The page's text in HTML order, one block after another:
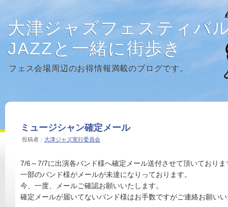
大津ジャズフェスティバ
JAZZと一緒に街歩き
フェス会場周辺のお得情報満載のブログです。
ミュージシャン確定メール
投稿者： 大津ジャズ実行委員会
7/6～7/7に出演各バンド様へ確定メール送付させて頂いておりま
一部のバンド様がメールが未達になりっております。
今、一度、メールご確認お願いいたします。
確定メールが届いてないバンド様はお手数ですがご連絡お願い